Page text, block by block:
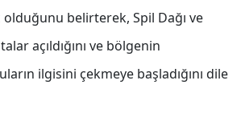
belirterek, Spil Dağı ve
açıldığını ve bölgenin
ilgisini çekmeye başladığını dile